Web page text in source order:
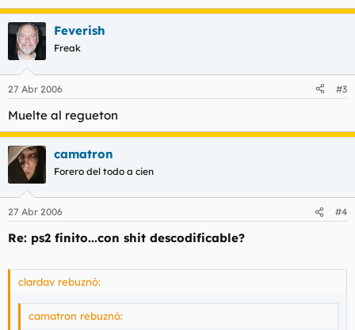
Feverish
Freak
27 Abr 2006 #3
Muelte al regueton
camatron
Forero del todo a cien
27 Abr 2006 #4
Re: ps2 finito...con shit descodificable?
clardav rebuznó:
camatron rebuznó: